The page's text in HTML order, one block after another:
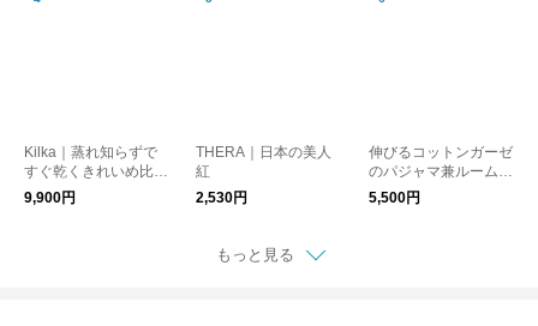
Kilka｜蒸れ知らずで
すぐ乾くきれいめ比翼
ブラウス
9,900円
THERA｜日本の美人
紅
2,530円
伸びるコットンガーゼ
のパジャマ兼ルームウ
ェア 接触冷感 5分袖プ
ルオーバー メンズ
5,500円
もっと見る